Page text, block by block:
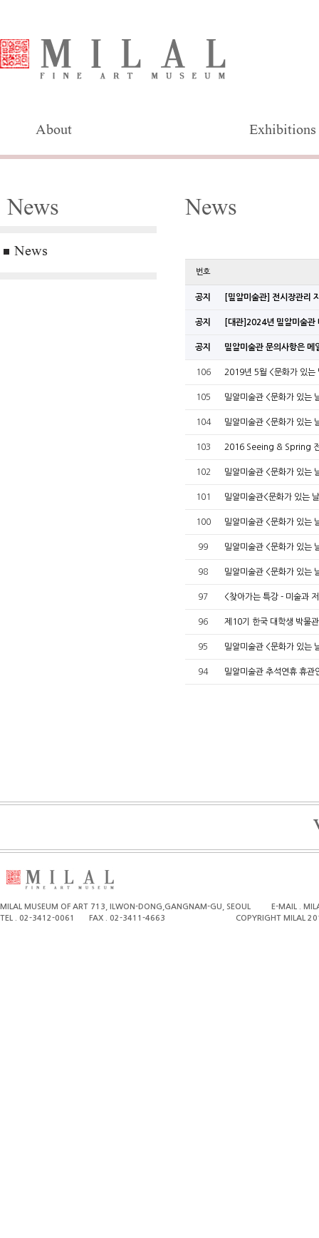
About Exhibitions
News
News
News
번호
공지 [밀알미술관] 전시장관리
공지 [대관]2024년 밀알미술관
공지 밀알미술관 문의사항은 메
106 2019년 5월 <문화가 있는
105 밀알미술관 <문화가 있는
104 밀알미술관 <문화가 있는
103 2016 Seeing & Spring
102 밀알미술관 <문화가 있는
101 밀알미술관<문화가 있는
100 밀알미술관 <문화가 있는
99 밀알미술관 <문화가 있는
98 밀알미술관 <문화가 있는
97 <찾아가는 특강 - 미술과
96 제10기 한국 대학생 박물
95 밀알미술관 <문화가 있는
94 밀알미술관 추석연휴 휴관
MILAL MUSEUM OF ART 713, ILWON-DONG,GANGNAM-GU, SEOUL
E-MAIL .
TEL . 02-3412-0061
FAX . 02-3411-4663 COPYRIGHT MILAL